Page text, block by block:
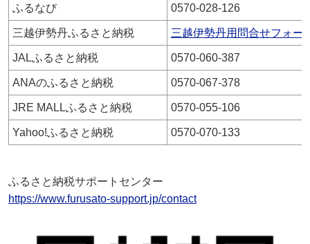
ふるなび 0570-028-126
三越伊勢丹ふるさと納税 三越伊勢丹用問合せフォー
JALふるさと納税 0570-060-387
ANAのふるさと納税 0570-067-378
JRE MALLふるさと納税 0570-055-106
Yahoo!ふるさと納税 0570-070-133
ふるさと納税サポートセンター
https://www.furusato-support.jp/contact